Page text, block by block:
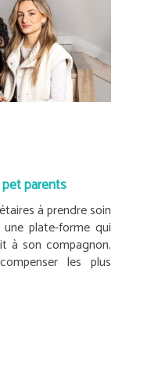
parents
à prendre soin
plate-forme qui
à son compagnon.
les plus